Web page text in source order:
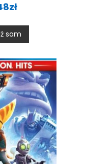
zł
sam